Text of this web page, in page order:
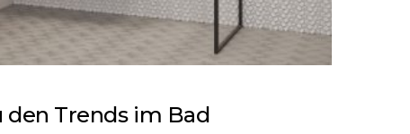
den Trends im Bad